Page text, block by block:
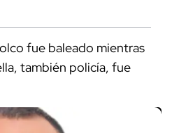
fue baleado mientras
también policía, fue